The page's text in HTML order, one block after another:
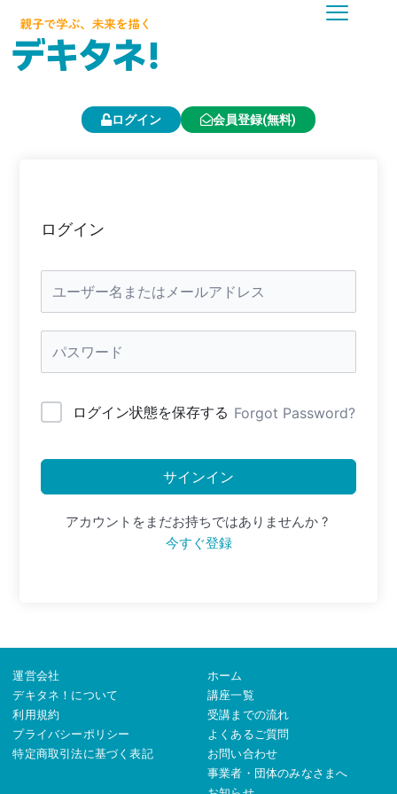
ログイン 会員登録(無料)
ログイン
ログイン状態を保存する Forgot Password?
サインイン
アカウントをまだお持ちではありませんか ?
今すぐ登録
運営会社
デキタネ！について
利用規約
プライバシーポリシー
特定商取引法に基づく表記
ホーム
講座一覧
受講までの流れ
よくあるご質問
お問い合わせ
事業者・団体のみなさまへ